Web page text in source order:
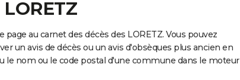
au carnet des décès des LORETZ. Vous pouvez
un avis de décès ou un avis d'obsèques plus ancien en
le nom ou le code postal d'une commune dans le moteur